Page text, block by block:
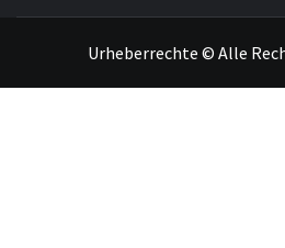
Urheberrechte © Alle